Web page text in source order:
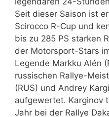
Seit dieser Saison ist
Scirocco R-Cup und
bis zu 285 PS starken
der Motorsport-Stars
Legende Markku Alén
russischen Rallye-
(RUS) und Andrey
aufgewertet. Karginov
Jahr bei der Rallye